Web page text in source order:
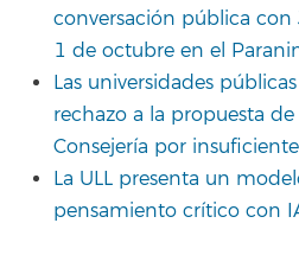
conversación pública con
1 de octubre en el
Las universidades
rechazo a la propuesta
Consejería por insuficiente
La ULL presenta un
pensamiento crítico con